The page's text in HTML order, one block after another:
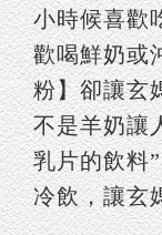
小時候喜歡
歡喝鮮奶或
粉】卻讓玄
不是羊奶讓
乳片的飲料
冷飲，讓玄